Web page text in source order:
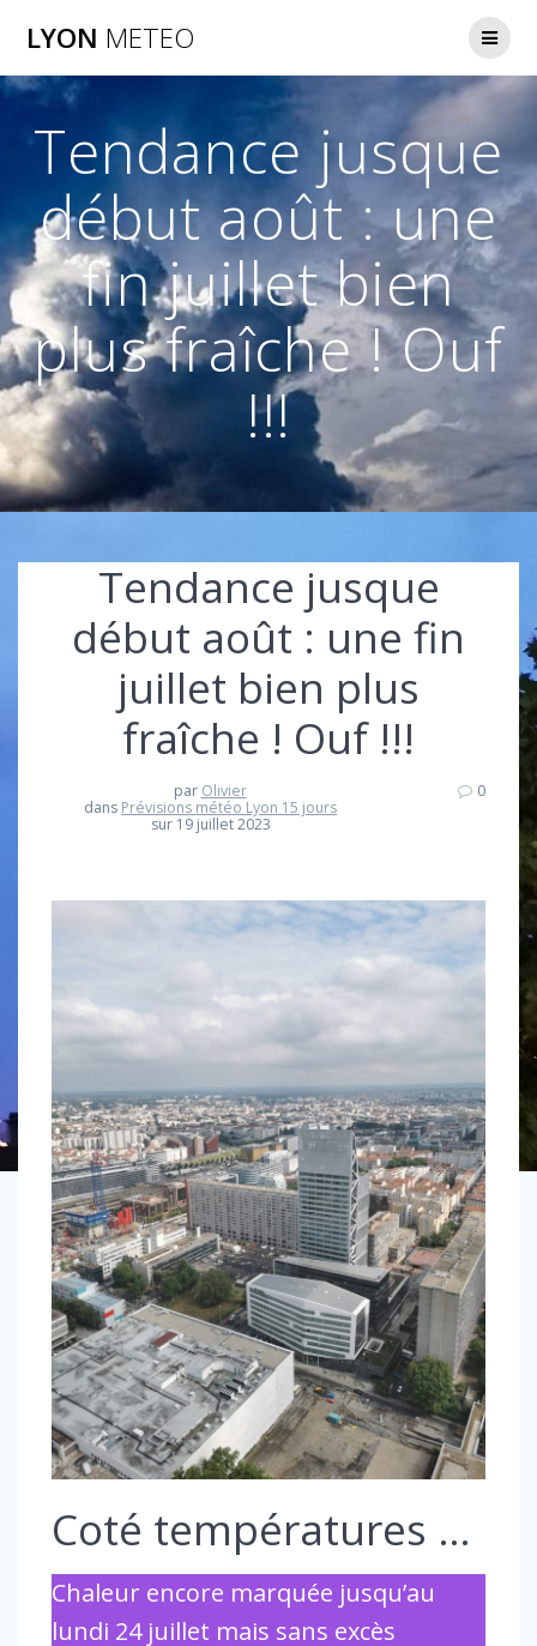
LYON METEO
Tendance jusque
début août : une
fin juillet bien
plus fraîche ! Ouf
!!!
Tendance jusque
début août : une fin
juillet bien plus
fraîche ! Ouf !!!
par Olivier
dans Prévisions météo Lyon 15 jours
sur 19 juillet 2023
0
Coté températures …
Chaleur encore marquée jusqu’au
lundi 24 juillet mais sans excès